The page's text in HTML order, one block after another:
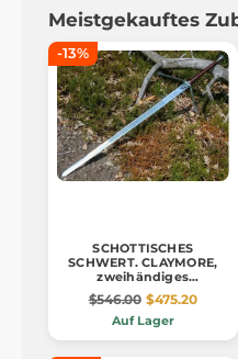
Meistgekauftes
-13%
SCHOTTISCHES
SCHWERT. CLAYMORE,
zweihändiges
Langschwert
$546.00 $475.20
Auf Lager